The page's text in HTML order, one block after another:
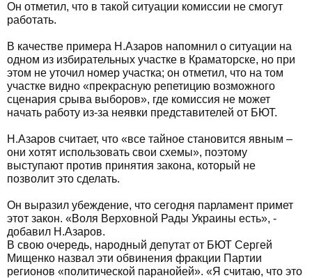
Он отметил, что в такой ситуации комиссии не смогут
работать.
В качестве примера Н.Азаров напомнил о ситуации на
одном из избирательных участке в Краматорске, но при
этом не уточил номер участка; он отметил, что на том
участке видно «прекрасную репетицию возможного
сценария срыва выборов», где комиссия не может
начать работу из-за неявки представителей от БЮТ.
Н.Азаров считает, что «все тайное становится явным –
они хотят использовать свои схемы», поэтому
выступают против принятия закона, который не
позволит это сделать.
Он выразил убеждение, что сегодня парламент примет
этот закон. «Воля Верховной Рады Украины есть», -
добавил Н.Азаров.
В свою очередь, народный депутат от БЮТ Сергей
Мищенко назвал эти обвинения фракции Партии
регионов «политической паранойей». «Я считаю, что это